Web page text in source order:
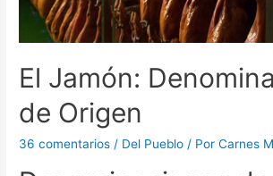
El Jamón:
de Origen
36 comentarios / Del Pueblo / PorCarnes